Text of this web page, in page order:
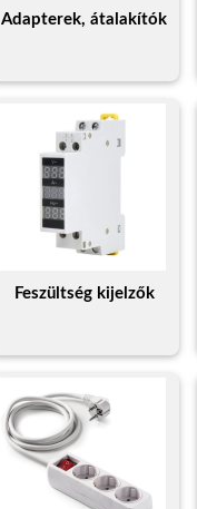
Adapterek, átalakítók
Feszültség kijelzők